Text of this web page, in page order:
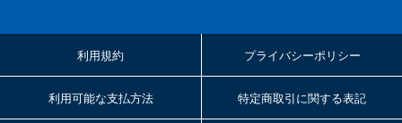
利用規約 プライバシーポリシー
利用可能な支払方法 特定商取引に関する表記